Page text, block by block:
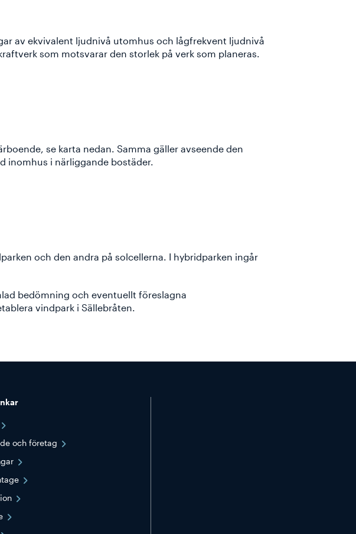
av ekvivalent ljudnivå utomhus och lågfrekvent ljudnivå
som motsvarar den storlek på verk som planeras.
se karta nedan. Samma gäller avseende den
inomhus i närliggande bostäder.
och den andra på solcellerna. I hybridparken ingår
bedömning och eventuellt föreslagna
vindpark i Sällebråten.
och företag